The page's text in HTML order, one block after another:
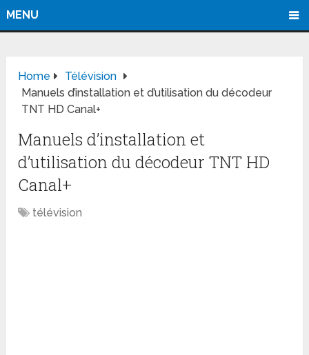
MENU
Home
Télévision
Manuels d’installation et d’utilisation du décodeur
TNT HD Canal+
Manuels d’installation et
d’utilisation du décodeur TNT HD
Canal+
télévision